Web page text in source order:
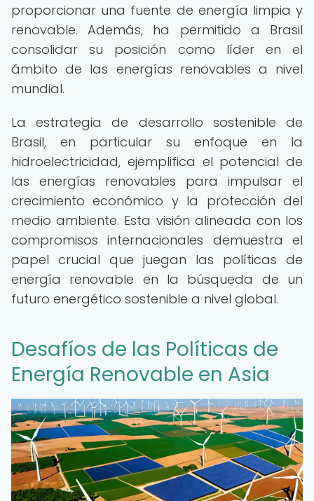
proporcionar una fuente de energía limpia y
renovable. Además, ha permitido a Brasil
consolidar su posición como líder en el
ámbito de las energías renovables a nivel
mundial.
La estrategia de desarrollo sostenible de
Brasil, en particular su enfoque en la
hidroelectricidad, ejemplifica el potencial de
las energías renovables para impulsar el
crecimiento económico y la protección del
medio ambiente. Esta visión alineada con los
compromisos internacionales demuestra el
papel crucial que juegan las políticas de
energía renovable en la búsqueda de un
futuro energético sostenible a nivel global.
Desafíos de las Políticas de
Energía Renovable en Asia